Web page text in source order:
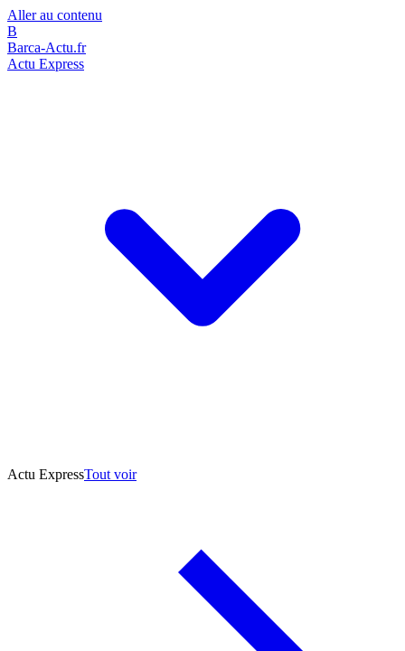
Aller au contenu
B
Barca-Actu.fr
Actu Express
Actu ExpressTout voir